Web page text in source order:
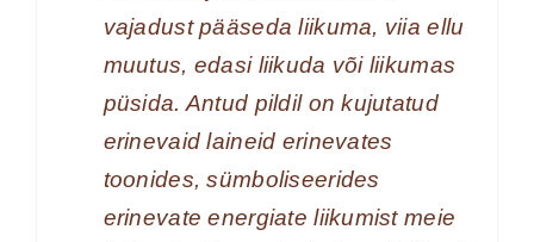
vajadust pääseda liikuma, viia ellu
muutus, edasi liikuda või liikumas
püsida. Antud pildil on kujutatud
erinevaid laineid erinevates
toonides, sümboliseerides
erinevate energiate liikumist meie